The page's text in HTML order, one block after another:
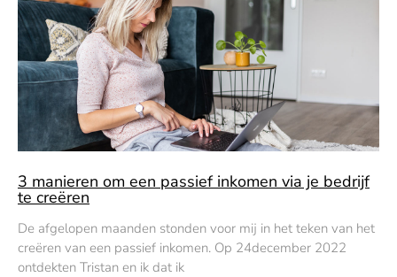
3 manieren om een passief inkomen via je bedrijf
te creëren
De afgelopen maanden stonden voor mij in het teken van het
creëren van een passief inkomen. Op 24december 2022
ontdekten Tristan en ik dat ik